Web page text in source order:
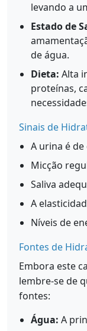
levando a
Estado de
de água.
Dieta: Alta
proteínas,
Sinais de
A urina é
Micção
Saliva
A
Níveis de
Fontes de
Embora este
lembre-se de
fontes:
Água: A